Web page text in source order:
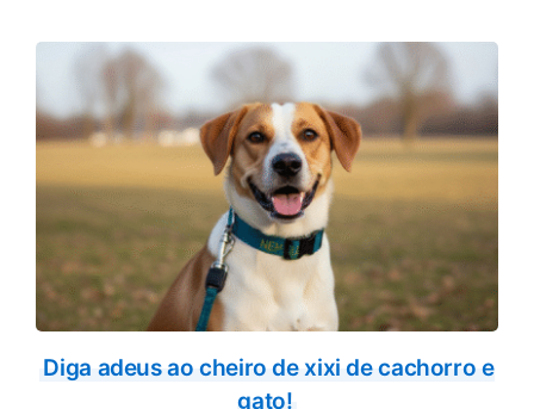
Diga adeus ao cheiro de xixi de cachorro e
gato!